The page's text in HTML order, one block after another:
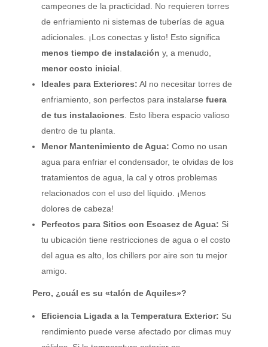
campeones de la practicidad. No requieren torres
de enfriamiento ni sistemas de tuberías de agua
adicionales. ¡Los conectas y listo! Esto significa
menos tiempo de instalación y, a menudo,
menor costo inicial
Ideales para Exteriores: Al no necesitar torres de
enfriamiento, son perfectos para instalarsefuera
de tus instalaciones . Esto libera espacio valioso
dentro de tu planta.
Menor Mantenimiento de Agua: Como no usan
agua para enfriar el condensador, te olvidas de los
tratamientos de agua, la cal y otros problemas
relacionados con el uso del líquido. ¡Menos
dolores de cabeza!
Perfectos para Sitios con Escasez de Agua: Si
tu ubicación tiene restricciones de agua o el costo
del agua es alto, los chillers por aire son tu mejor
amigo.
Pero, ¿cuál es su «talón de Aquiles»?
Eficiencia Ligada a la Temperatura Exterior: Su
rendimiento puede verse afectado por climas muy